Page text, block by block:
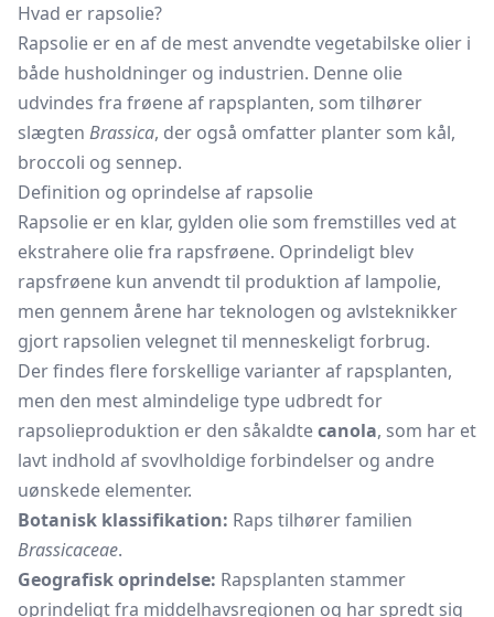
Hvad er rapsolie?
Rapsolie er en af de mest anvendte vegetabilske olier i
både husholdninger og industrien. Denne olie
udvindes fra frøene af rapsplanten, som tilhører
slægten Brassica, der også omfatter planter som kål,
broccoli og sennep.
Definition og oprindelse af rapsolie
Rapsolie er en klar, gylden olie som fremstilles ved at
ekstrahere olie fra rapsfrøene. Oprindeligt blev
rapsfrøene kun anvendt til produktion af lampolie,
men gennem årene har teknologen og avlsteknikker
gjort rapsolien velegnet til menneskeligt forbrug.
Der findes flere forskellige varianter af rapsplanten,
men den mest almindelige type udbredt for
rapsolieproduktion er den såkaldtecanola, som har et
lavt indhold af svovlholdige forbindelser og andre
uønskede elementer.
Botanisk klassifikation: Raps tilhører familien
Brassicaceae.
Geografisk oprindelse: Rapsplanten stammer
oprindeligt fra middelhavsregionen og har spredt sig